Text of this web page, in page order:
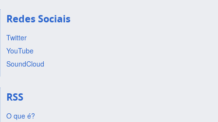
Redes Sociais
Twitter
YouTube
SoundCloud
RSS
O que é?